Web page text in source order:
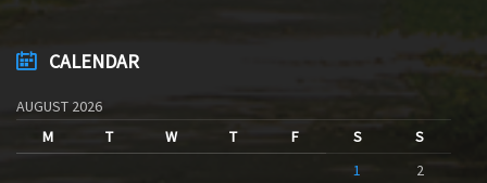
CALENDAR
AUGUST 2026
M
T W T F S
S
1
2